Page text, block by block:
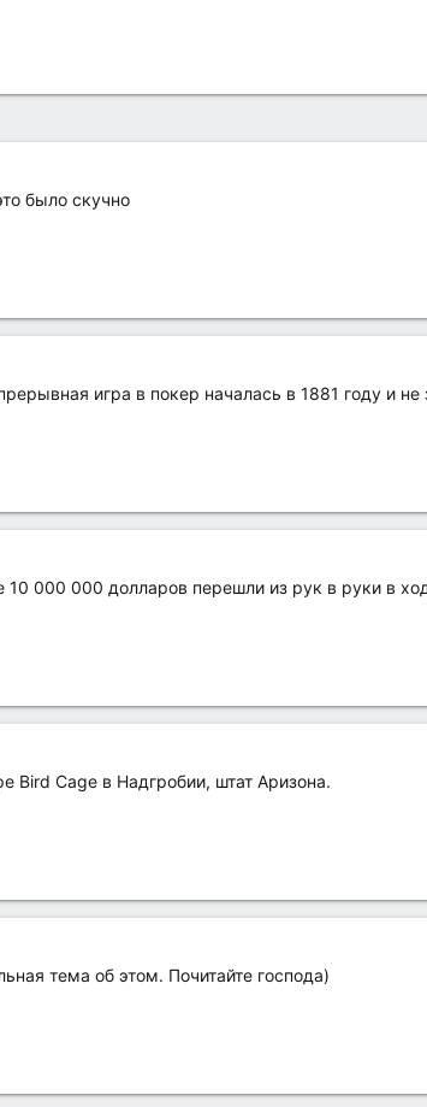
было скучно
игра в покер началась в 1881 году и
10 000 000 долларов перешли из рук в руки в
Bird Cage в Надгробии, штат Аризона.
тема об этом. Почитайте господа)